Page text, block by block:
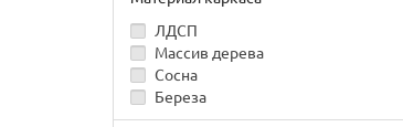
ЛДСП
Массив дерева
Сосна
Береза